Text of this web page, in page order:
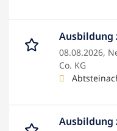
Ausbildung
08.08.2026,
Co. KG
Ausbildung